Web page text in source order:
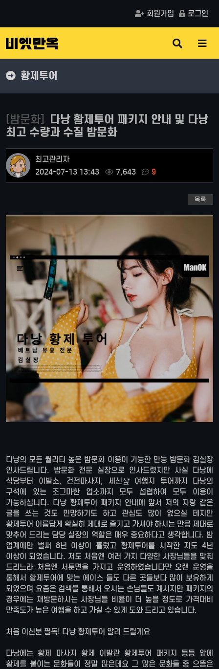
회원가입 로그인
검
색
버
메
버
황제투어
[밤문화] 다낭 황제투어 패키지 안내 및 다낭
최고 수량과 수질 밤문화
최고관리자
2024-07-13 13:43
7,643 9
목록
다낭의 모든 퀄리티 높은 밤문화 이용이 가능한 만능 밤문화 김실장
인사드립니다. 밤문화 전문 실장으로 인사드렸지만 사실 다낭에
식당부터 이발소, 건전마사지, 세신샾 여행지 투어까지 다낭의
구석에 있는 조그마한 업소까지 모두 섭렵하여 모두 이용이
가능하십니다. 다낭 황제투어 패키지 안내에 앞서 저의 자랑 같은
글을 쓰는 것도 민망하기도 하고 관심도 많이 없으실 테지만
황제투어 이름답게 확실히 제대로 즐기고 가셔야 하시는 만큼 제대로
맞추어 드리는 담당 실장의 역할은 매우 중요하다고 생각합니다. 밤
업계에만 벌써 8년 이상이 흘렀고 황제투어를 시작한 지도 4년
이상이 되었습니다. 저도 처음엔 여러 가지 다양한 사장님들을 맞춰
드리느라 처음엔 서툰면을 가지고 운영하였습니다만 오랜 운영을
통해서 황제투어에 맞는 에이스 들도 다른 곳들보다 많이 보유하게
되었으며 요즘은 검색을 통해서 오시는 손님들도 계시지만 패키지의
경우에는 재방문하시는 사장님들 비율이 더 높을 정도로 가격대비
만족도가 높은 여행을 하고 가실 수 있게 도와 드리고 있습니다.
처음 이신분 필독! 다낭 황제투어 알려 드릴게요
다낭에는 황제 마사지 황제 이발관 황제투어 패키지 등등 앞에
황제를 붙이는 문화들이 정말 많은데요 그 많은 문화들 중 으뜸은